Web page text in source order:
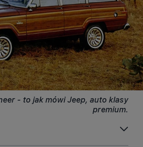
- to jak mówi Jeep, auto klasy
premium.